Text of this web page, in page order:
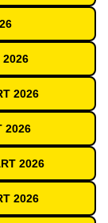
2026
2026
2026
2026
2026